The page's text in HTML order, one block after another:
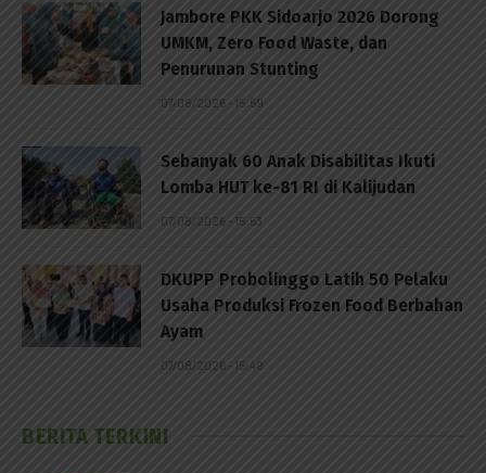
Jambore PKK Sidoarjo 2026 Dorong
UMKM, Zero Food Waste, dan
Penurunan Stunting
07/08/2026 - 15:59
Sebanyak 60 Anak Disabilitas Ikuti
Lomba HUT ke-81 RI di Kalijudan
07/08/2026 - 15:53
DKUPP Probolinggo Latih 50 Pelaku
Usaha Produksi Frozen Food Berbahan
Ayam
07/08/2026 - 15:49
BERITA TERKINI